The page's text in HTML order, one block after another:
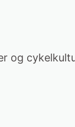
og